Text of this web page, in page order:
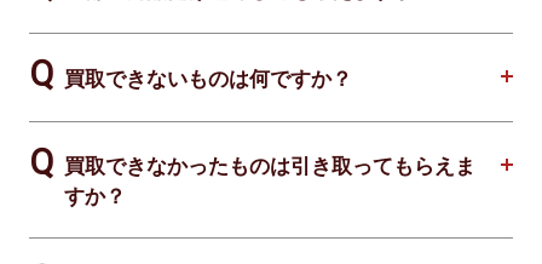
買取できないものは何ですか？
買取できなかったものは引き取ってもらえま
すか？